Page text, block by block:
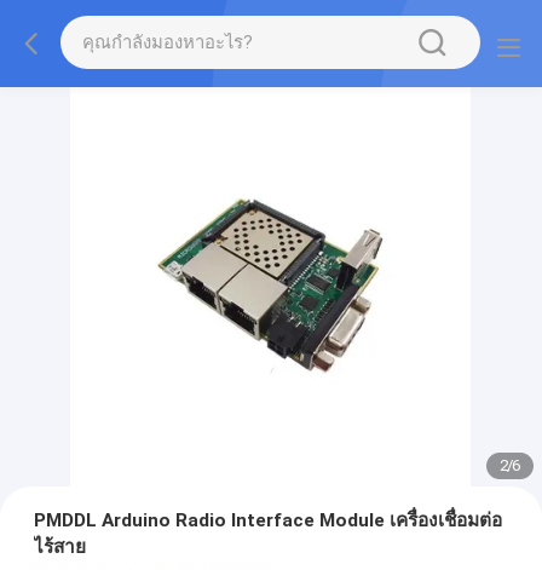
2/6
PMDDL Arduino Radio Interface Module เครื่องเชื่อมต่อ
ไร้สาย